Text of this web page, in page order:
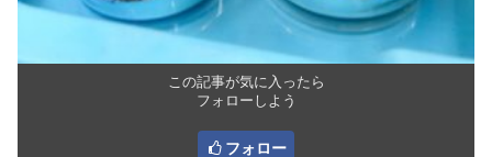
この記事が気に入ったら
フォローしよう
フォロー